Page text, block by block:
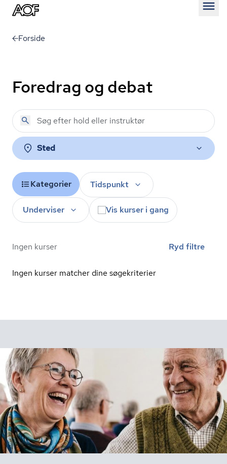
Forside
Foredrag og debat
Sted
Kategorier Tidspunkt
Underviser Vis kurser i gang
Ingen kurser Ryd filtre
Ingen kurser matcher dine søgekriterier